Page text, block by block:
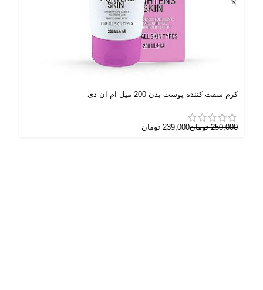
کرم سفت کننده پوست بدن 200 میل ام ان دی
250,000 تومان239,000 تومان